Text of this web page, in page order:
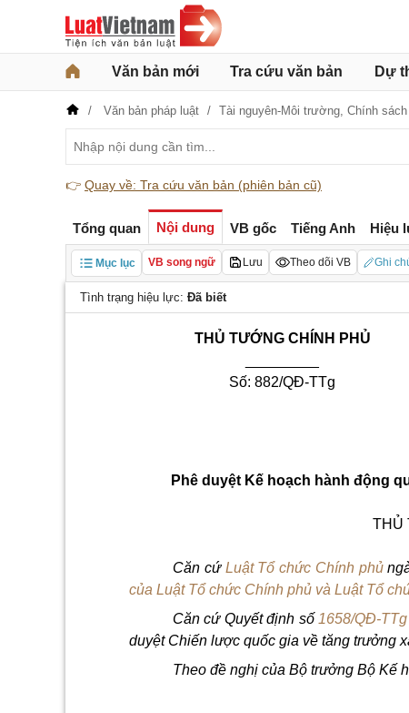
Văn bản mới Tra cứu văn bản Dự
Văn bản pháp luật Tài nguyên-Môi trường, Chính sách
👉 Quay về: Tra cứu văn bản (phiên bản cũ)
Tổng quan Nội dung VB gốc Tiếng Anh Hiệu
Mục lục VB song ngữ Lưu Theo dõi VB Ghi
Tình trạng hiệu lực: Đã biết
THỦ TƯỚNG CHÍNH PHỦ
Số: 882/QĐ-TTg
Phê duyệt Kế hoạch hành động
THỦ
Căn cứ Luật Tổ chức Chính phủ
của Luật Tổ chức Chính phủ và Luật Tổ
Căn cứ Quyết định số 1658/QĐ-TTg
duyệt Chiến lược quốc gia về tăng trưởng
Theo đề nghị của Bộ trưởng Bộ Kế